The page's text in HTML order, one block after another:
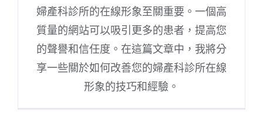
婦產科診所的在線形象至關重要。一個高
質量的網站可以吸引更多的患者，提高您
的聲譽和信任度。在這篇文章中，我將分
享一些關於如何改善您的婦產科診所在線
形象的技巧和經驗。